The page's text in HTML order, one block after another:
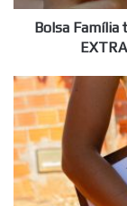
pode
chegara
Bolsa Família
Mais
uma
Mudança!
INSS
2025
tem
novo